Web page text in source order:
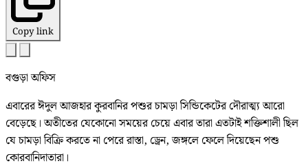
Copy link
বগুড়া অফিস
এবারের ঈদুল আজহার কুরবানির পশুর চামড়া সিন্ডিকেটের দৌরাত্ম্য আরো
বেড়েছে। অতীতের যেকোনো সময়ের চেয়ে এবার তারা এতটাই শক্তিশালী ছিল
যে চামড়া বিক্রি করতে না পেরে রাস্তা, ড্রেন, জঙ্গলে ফেলে দিয়েছেন পশু
কোরবানিদাতারা।